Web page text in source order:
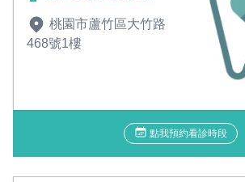
桃園市蘆竹區大竹路
468號1樓
點我預約看診時段